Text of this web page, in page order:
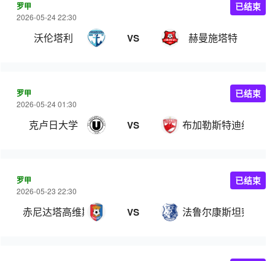
罗甲
2026-05-24 22:30
沃伦塔利 VS 赫曼施塔特
已结束
罗甲
2026-05-24 01:30
克卢日大学 VS 布加勒斯特迪纳摩
已结束
罗甲
2026-05-23 22:30
赤尼达塔高维斯 VS 法鲁尔康斯坦察
已结束